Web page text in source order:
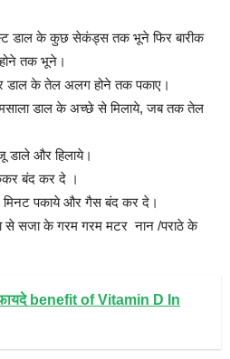
डाल के कुछ सेकंड्स तक भूने फिर बारीक
तक भूने।
डाल के तेल अलग होने तक पकाए।
डाल के अच्छे से मिलाये, जब तक तेल
डाले और हिलाये।
बंद कर दे ।
पकाये और गैस बंद कर दे।
से सजा के गरम गरम मटर नान /पराठे के
फायदे benefit of Vitamin D In